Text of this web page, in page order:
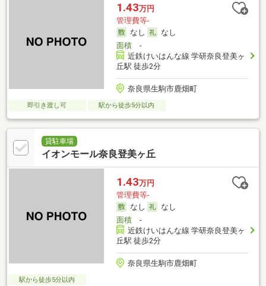
1.43万円
管理費等-
なし
なし
面積-
近鉄けいはんな線 学研奈良登美ヶ
丘駅 徒歩2分
奈良県生駒市鹿畑町
即引き渡し可 駅から徒歩5分以内
貸駐車場
イオンモール奈良登美ヶ丘
1.43万円
管理費等-
なし
なし
面積-
近鉄けいはんな線 学研奈良登美ヶ
丘駅 徒歩2分
奈良県生駒市鹿畑町
駅から徒歩5分以内